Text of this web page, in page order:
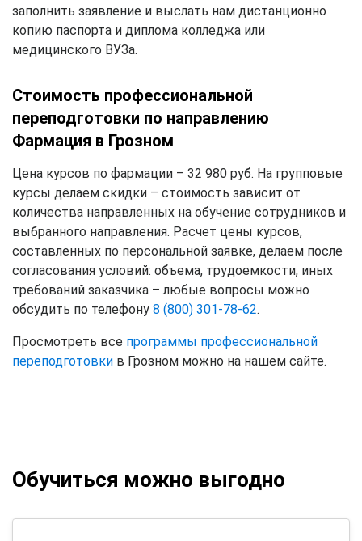
заполнить заявление и выслать нам дистанционно
копию паспорта и диплома колледжа или
медицинского ВУЗа.
Стоимость профессиональной
переподготовки по направлению
Фармация в Грозном
Цена курсов по фармации – 32 980 руб. На групповые
курсы делаем скидки – стоимость зависит от
количества направленных на обучение сотрудников и
выбранного направления. Расчет цены курсов,
составленных по персональной заявке, делаем после
согласования условий: объема, трудоемкости, иных
требований заказчика – любые вопросы можно
обсудить по телефону 8 (800) 301-78-62.
Просмотреть все программы профессиональной
переподготовки в Грозном можно на нашем сайте.
Обучиться можно выгодно